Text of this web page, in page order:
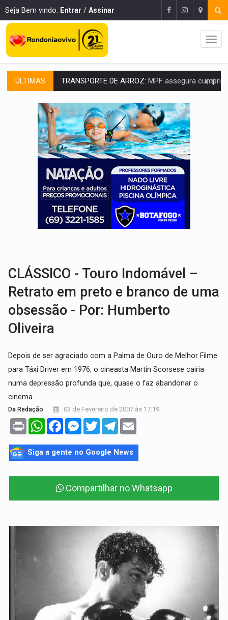
Seja Bem vindo. Entrar / Assinar
ÚLTIMAS DEEPFAKE:Sancionada lei contra violência sexual infantil na
COLEGIADO:Brasil e Rússia discutem energia nuclear, defesa e
URGENTE:Colisão entre caminhão e carro deixa quatro mortos e um em
ENCONTRO:Amazônia Negra ganha projeção nacional com participação de
Porto Velho tem chances de chuvas isoladas nesta
SINDICATOS UNIDOS:Assembleia Geral delibera greve da educação
PROCESSO SELETIVO:Rondoniaovivo abre oficina de Comunicação com
AGOSTO LILÁS: MPRO lança de portal e promove reflexão sobre trajetória da
CLÁSSICO - Touro Indomável –
Retrato em preto e branco de uma
obsessão - Por: Humberto
Oliveira
Depois de ser agraciado com a Palma de Ouro de Melhor Filme
para Táxi Driver em 1976, o cineasta Martin Scorsese cairia
numa depressão profunda que, quase o faz abandonar o
cinema...
Da Redação 03 de Fevereiro de 2007 às 17:19
Print WhatsAppFacebookMessenger
TwitterTelegram
Siga a gente no Google News
Compartilhar no Whatsapp